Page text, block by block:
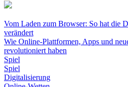
Vom Laden zum Browser: So hat die
verändert
Wie Online-Plattformen, Apps und
revolutioniert haben
Spiel
Spiel
Digitalisierung